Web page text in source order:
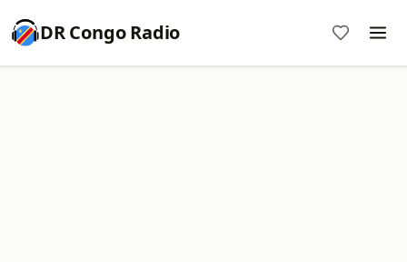
DR Congo Radio